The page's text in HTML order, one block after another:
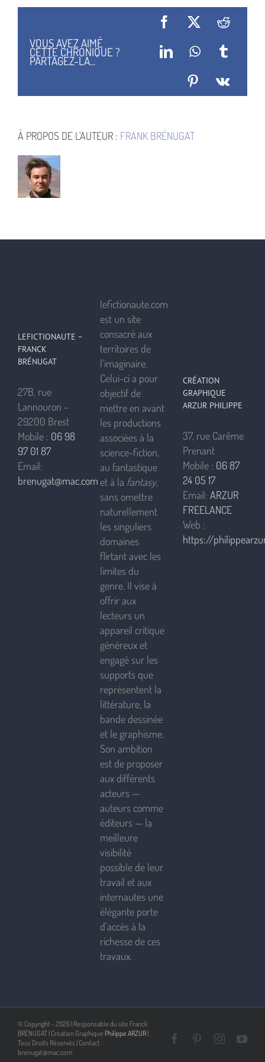
Principale
VOUS AVEZ AIMÉ
CETTE CHRONIQUE ?
PARTAGEZ-LA...
Facebook
X Reddit
LinkedInWhatsApp
Tumblr
Pinterest
Vk
À PROPOS DE L'AUTEUR : FRANK BRÉNUGAT
LEFICTIONAUTE –
FRANCK
BRÉNUGAT
27B, rue
Lannouron –
29200 Brest
Mobile : 06 98
97 01 87
Email:
brenugat@mac.com
lefictionaute.com
est un site
consacré aux
territoires de
l’imaginaire.
Celui-ci a pour
objectif de
mettre en avant
les productions
associées à la
science-fiction,
au fantastique
et à la fantasy,
sans omettre
naturellement
les singuliers
domaines
flirtant avec les
limites du
genre. Il vise à
offrir aux
lecteurs un
appareil critique
généreux et
engagé sur les
supports que
représentent la
littérature, la
bande dessinée
et le graphisme.
Son ambition
est de proposer
aux différents
acteurs —
auteurs comme
éditeurs — la
meilleure
visibilité
possible de leur
travail et aux
internautes une
élégante porte
d’accès à la
richesse de ces
travaux.
CRÉATION
GRAPHIQUE
ARZUR PHILIPPE
37, rue Carême
Prenant
Mobile : 06 87
24 05 17
Email: ARZUR
FREELANCE
Web :
https://
© Copyright - 2026 | Responsable du site Franck
BRÉNUGAT | Création Graphique Philippe ARZUR |
Tous Droits Réservés | Contact :
brenugat@mac.com
FacebookPinterest